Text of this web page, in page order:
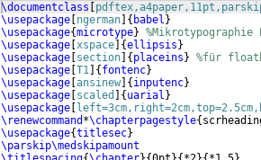
\documentclass
\usepackage ngerman { babel }
\usepackage{microtype}
\usepackage xspace {ellipsis }
\usepackage section { placeins } %für
\usepackage T1 { fontenc}
\usepackage ansinew { inputenc}
\usepackage scaled { uarial }
\usepackage
\renewcommand *\chapterpagestyle{
\usepackage{titlesec}
\parskip\medskipamount